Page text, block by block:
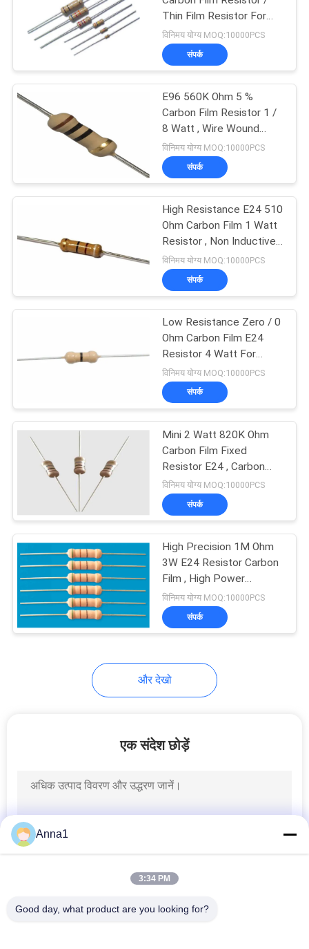
एक
उद्धरण
का
अनुरोध
POLICY
एनटीसी थर्मामीटर
87
एनटीसी तापमान सेंसर
145
पीटीसी थर्मामीटर
पीपीटीसी रिसेट योग्य फ्यूज
ऊष्मीय फ्यूज
ऑटो ब्लेड फ्यूज
35
Thin Film Resistor For
Electronic Ballasts
विनिमय योग्य MOQ:10000PCS
संपर्क
E96 560K Ohm 5 %
Carbon Film Resistor 1 /
8 Watt , Wire Wound
Resistor
विनिमय योग्य MOQ:10000PCS
संपर्क
High Resistance E24 510
Ohm Carbon Film 1 Watt
Resistor , Non Inductive
Resistor
विनिमय योग्य MOQ:10000PCS
संपर्क
Low Resistance Zero / 0
Ohm Carbon Film E24
Resistor 4 Watt For
Heater
विनिमय योग्य MOQ:10000PCS
संपर्क
Mini 2 Watt 820K Ohm
Carbon Film Fixed
Resistor E24 , Carbon
Resistors
विनिमय योग्य MOQ:10000PCS
संपर्क
High Precision 1M Ohm
3W E24 Resistor Carbon
Film , High Power
Resistors
विनिमय योग्य MOQ:10000PCS
संपर्क
और देखो
एक संदेश छोड़ें
Anna1
3:34 PM
Good day, what product are you looking for?